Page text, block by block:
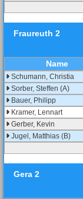
Fraureuth 2
Name
Schumann, Christia
Sorber, Steffen (A)
Bauer, Philipp
Kramer, Lennart
Gerber, Kevin
Jugel, Matthias (B)
Gera 2